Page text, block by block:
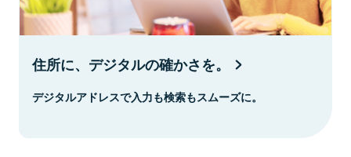
住所に、デジタルの確かさを。
デジタルアドレスで入力も検索もスムーズに。